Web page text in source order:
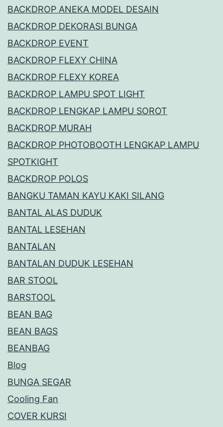
BACKDROP ANEKA MODEL DESAIN
BACKDROP DEKORASI BUNGA
BACKDROP EVENT
BACKDROP FLEXY CHINA
BACKDROP FLEXY KOREA
BACKDROP LAMPU SPOT LIGHT
BACKDROP LENGKAP LAMPU SOROT
BACKDROP MURAH
BACKDROP PHOTOBOOTH LENGKAP LAMPU
SPOTKIGHT
BACKDROP POLOS
BANGKU TAMAN KAYU KAKI SILANG
BANTAL ALAS DUDUK
BANTAL LESEHAN
BANTALAN
BANTALAN DUDUK LESEHAN
BAR STOOL
BARSTOOL
BEAN BAG
BEAN BAGS
BEANBAG
Blog
BUNGA SEGAR
Cooling Fan
COVER KURSI